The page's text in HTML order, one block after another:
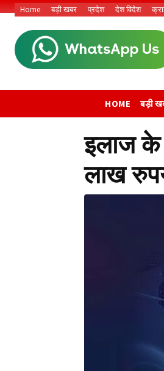
Home बड़ी खबर प्रदेश देश विदेश
HOME बड़ी
इलाज के
लाख